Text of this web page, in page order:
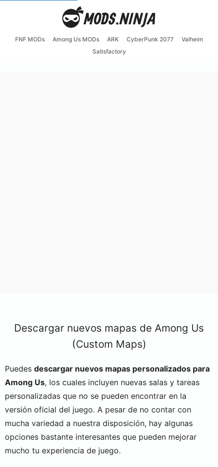
FNF MODs Among Us MODs ARK CyberPunk 2077
Valheim
Satisfactory
Descargar nuevos mapas de Among Us
(Custom Maps)
Puedes descargar nuevos mapas personalizados para
Among Us, los cuales incluyen nuevas salas y tareas
personalizadas que no se pueden encontrar en la
versión oficial del juego. A pesar de no contar con
mucha variedad a nuestra disposición, hay algunas
opciones bastante interesantes que pueden mejorar
mucho tu experiencia de juego.